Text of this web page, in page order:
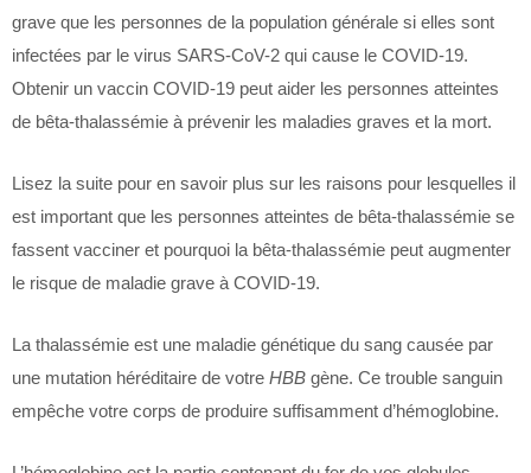
grave que les personnes de la population générale si elles sont
infectées par le virus SARS-CoV-2 qui cause le COVID-19.
Obtenir un vaccin COVID-19 peut aider les personnes atteintes
de bêta-thalassémie à prévenir les maladies graves et la mort.
Lisez la suite pour en savoir plus sur les raisons pour lesquelles il
est important que les personnes atteintes de bêta-thalassémie se
fassent vacciner et pourquoi la bêta-thalassémie peut augmenter
le risque de maladie grave à COVID-19.
La thalassémie est une maladie génétique du sang causée par
une mutation héréditaire de votre HBB gène. Ce trouble sanguin
empêche votre corps de produire suffisamment d’hémoglobine.